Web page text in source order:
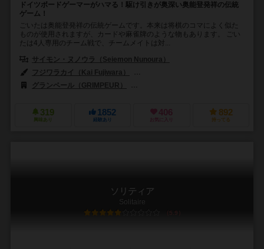
ドイツボードゲーマーがハマる！駆け引きが奥深い奥能登発祥の伝統
ゲーム！
ごいたは奥能登発祥の伝統ゲームです。本来は将棋のコマによく似た
ものが使用されますが、カードや麻雀牌のような物もあります。 ごい
たは4人専用のチーム戦で、チームメイトは対...
サイモン・ヌノウラ（Seiemon Nunoura）
フジワラカイ（Kai Fujiwara）
グランペール（GRIMPEUR）
319
興味あり
1852
経験あり
406
お気に入り
892
持ってる
ソリティア
Solitaire
5.9